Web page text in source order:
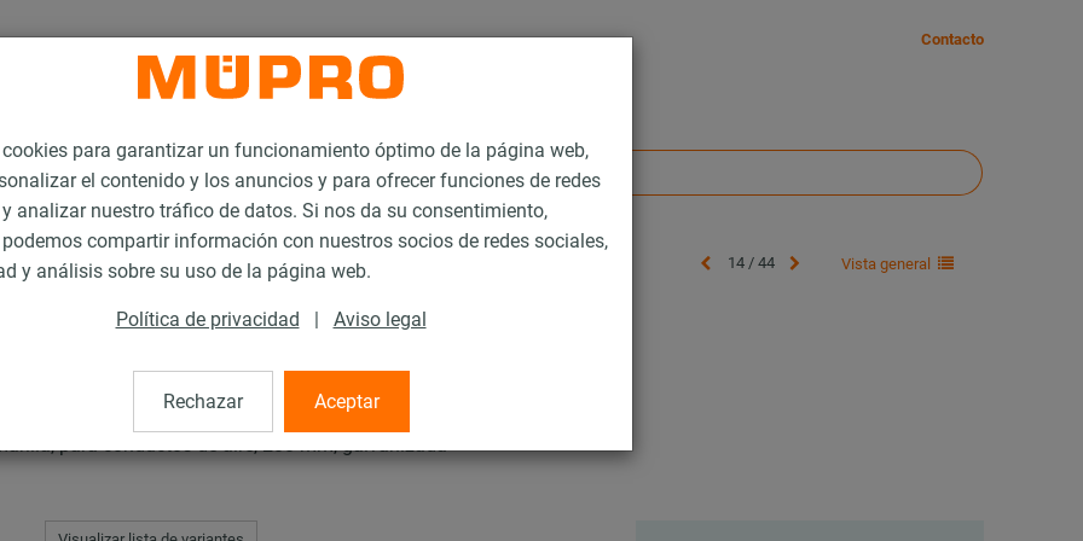
para garantizar un funcionamiento óptimo de la página web,
el contenido y los anuncios y para ofrecer funciones de redes
analizar nuestro tráfico de datos. Si nos da su consentimiento,
compartir información con nuestros socios de redes sociales,
y análisis sobre su uso de la página web.
Política de privacidad | Aviso legal
Rechazar Aceptar
Contacto
industriales 14 / 44 Vista general
para conductos de aire, 200 mm, galvanizada